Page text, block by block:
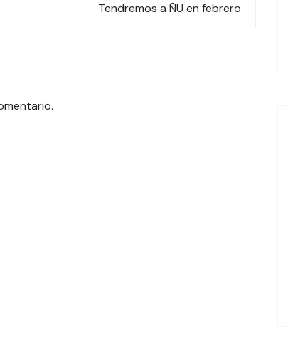
Tendremos a ÑU en febrero